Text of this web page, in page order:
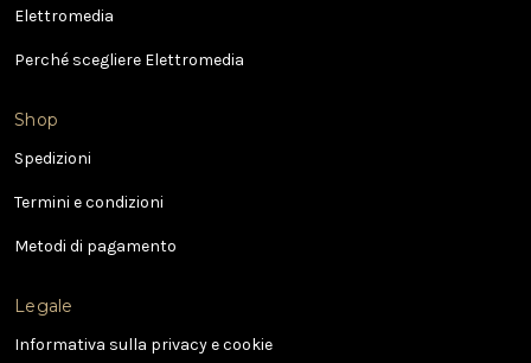
i
z
e
m
i
l
Elettromedia
Perché scegliere Elettromedia
Shop
Spedizioni
Termini e condizioni
Metodi di pagamento
Legale
Informativa sulla privacy e cookie